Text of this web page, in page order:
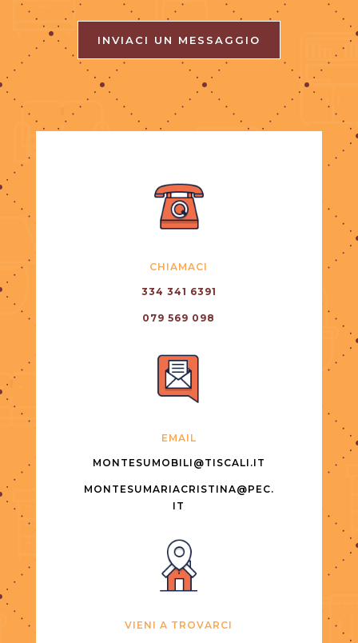
INVIACI UN MESSAGGIO
CHIAMACI
334 341 6391
079 569 098
EMAIL
MONTESUMOBILI@TISCALI.IT
MONTESUMARIACRISTINA@PEC.
IT
VIENI A TROVARCI